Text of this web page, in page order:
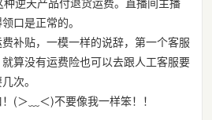
口是正常的。
补贴，一模一样的说辞，第一个客服
算没有运费险也可以去跟人工客服要
次。
(＞﹏＜)不要像我一样笨！！